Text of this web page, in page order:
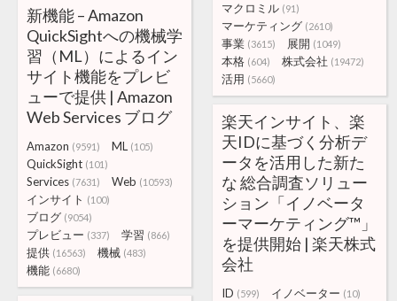
マクロミル (91)
マーケティング (2610)
事業 (3615) 展開 (1049)
本格 (604) 株式会社 (19472)
活用 (5660)
新機能 – Amazon
QuickSightへの機械学
習（ML）によるイン
サイト機能をプレビ
ューで提供 | Amazon
Web Services ブログ
Amazon (9591) ML (105)
QuickSight (101)
Services (7631) Web (10593)
インサイト (100)
ブログ (9054)
プレビュー (337) 学習 (866)
提供 (16563) 機械 (483)
機能 (6680)
楽天インサイト、楽
天IDに基づく分析デ
ータを活用した新た
な 総合調査ソリュー
ション「イノベータ
ーマーケティング™」
を提供開始 | 楽天株式
会社
ID (599) イノベーター (10)